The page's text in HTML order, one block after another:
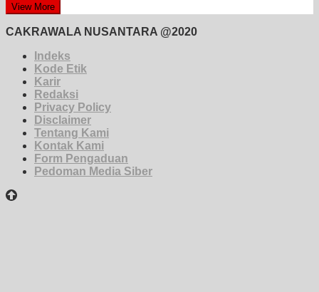
View More
CAKRAWALA NUSANTARA @2020
Indeks
Kode Etik
Karir
Redaksi
Privacy Policy
Disclaimer
Tentang Kami
Kontak Kami
Form Pengaduan
Pedoman Media Siber